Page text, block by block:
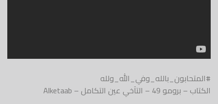
#المتحابون_بالله_وفي_الله_ولله
الكتاب – برومو 49 – التآخي عين التكامل – Alketaab